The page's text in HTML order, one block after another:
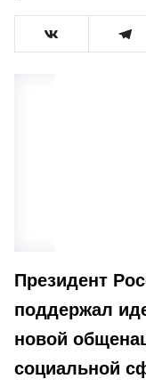
Президент
поддержал
новой
социальной